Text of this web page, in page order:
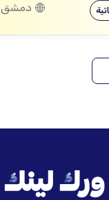
دمشق